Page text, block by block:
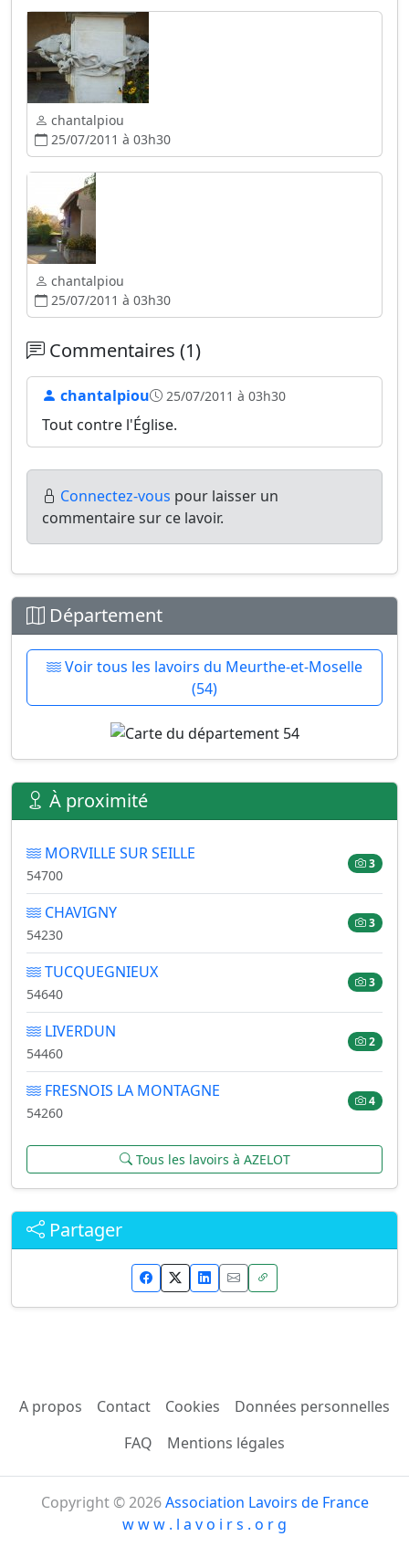
chantalpiou
25/07/2011 à 03h30
chantalpiou
25/07/2011 à 03h30
Commentaires (1)
chantalpiou 25/07/2011 à 03h30
Tout contre l'Église.
Connectez-vous pour laisser un
commentaire sur ce lavoir.
Département
Voir tous les lavoirs du Meurthe-et-Moselle
(54)
À proximité
MORVILLE SUR SEILLE
54700
3
CHAVIGNY
54230
3
TUCQUEGNIEUX
54640
3
LIVERDUN
54460
2
FRESNOIS LA MONTAGNE
54260
4
Tous les lavoirs à AZELOT
Partager
A propos Contact Cookies
Données personnelles
FAQ
Mentions légales
Copyright © 2026Association Lavoirs de France
w w w . l a v o i r s . o r g